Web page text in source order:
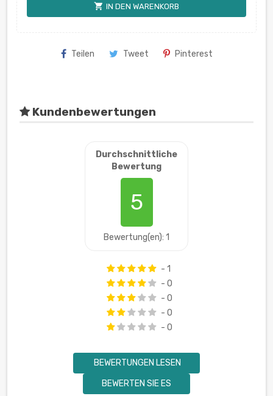
shopping_cart IN DEN WARENKORB
Teilen Tweet Pinterest
Kundenbewertungen
Durchschnittliche
Bewertung
5
Bewertung(en): 1
- 1
- 0
- 0
- 0
- 0
BEWERTUNGEN LESEN
BEWERTEN SIE ES